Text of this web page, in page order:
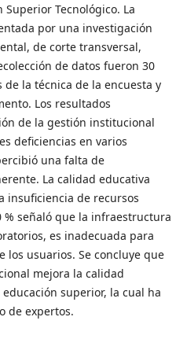
Tecnológico. La
por una investigación
de corte transversal,
de datos fueron 30
la técnica de la encuesta y
Los resultados
de la gestión institucional
deficiencias en varios
una falta de
La calidad educativa
insuficiencia de recursos
señaló que la infraestructura
es inadecuada para
los usuarios. Se concluye que
mejora la calidad
superior, la cual ha
de expertos.